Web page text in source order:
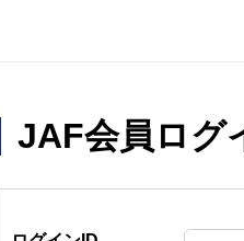
JAF会員ログ